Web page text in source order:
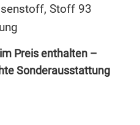
Stoff 93
Preis enthalten –
Sonderausstattung